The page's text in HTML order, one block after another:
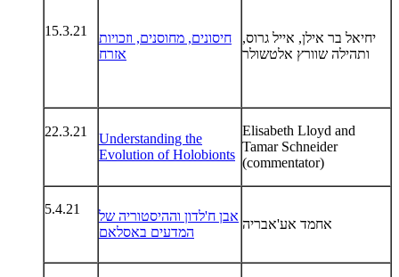
יחיאל בר אילן, אייל גרוס,
ותהילה שוורץ אלטשולר
חיסונים, מחוסנים, וזכויות
אזרח
15.3.21
Elisabeth Lloyd and
Tamar Schneider
(commentator)
Understanding the
Evolution of Holobionts
22.3.21
אחמד אע'אבריה
אבן ח'לדון וההיסטוריה של
המדעים באסלאם
5.4.21